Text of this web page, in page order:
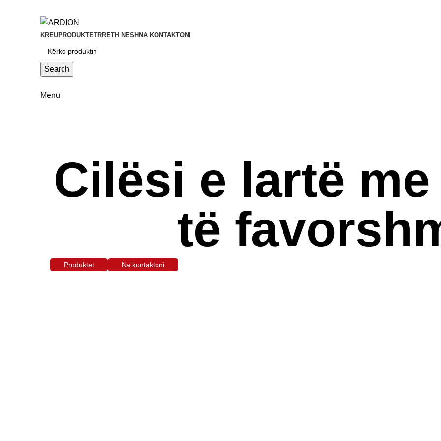
Telefoni: +355 67 200 7451 | +355 67 200 7452 | +355 67 205 8397
Adresa: Vaqarr, SH56, Tiranë.
KREUPRODUKTETRRETH NESH NA KONTAKTONI
Search
Menu
Cilësi e lartë
të
Produktet Na kontaktoni